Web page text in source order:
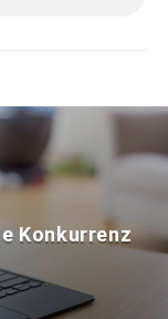
Konkurrenz